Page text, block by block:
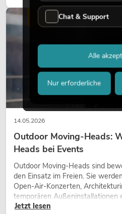
Charakter und kann technische
wirken lassen.
14.05.2026
Outdoor Moving-Heads:
Heads bei Events
Outdoor Moving-Heads sind
den Einsatz im Freien. Sie
Open-Air-Konzerten,
temporären Außeninstallationen
Jetzt lesen
Chat & Support
Nur erforderliche
Alle